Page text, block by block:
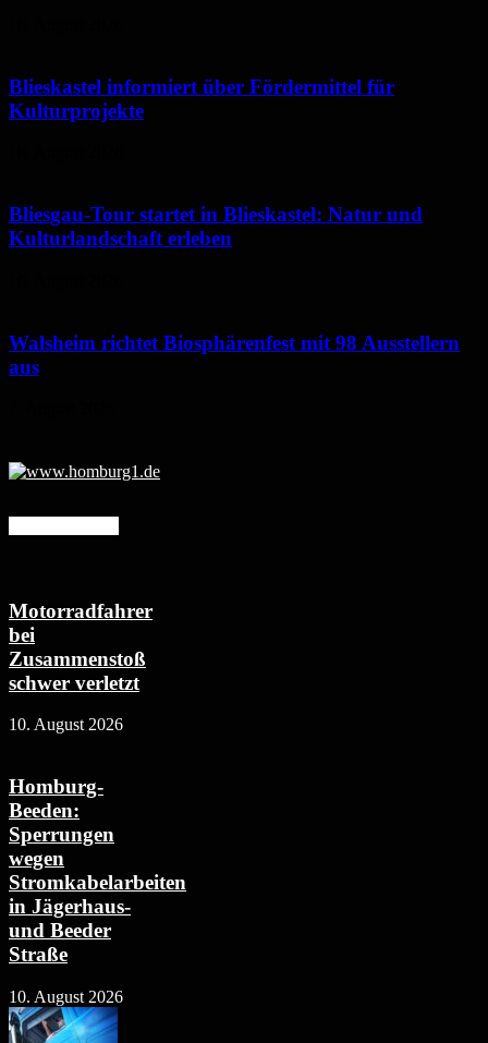
Blieskastel informiert über Fördermittel für
Kulturprojekte
Bliesgau-Tour startet in Blieskastel: Natur und
Kulturlandschaft erleben
Walsheim richtet Biosphärenfest mit 98 Ausstellern
aus
Motorradfahrer
bei
Zusammenstoß
schwer verletzt
10. August 2026
Homburg-
Beeden:
Sperrungen
wegen
Stromkabelarbeiten
in Jägerhaus-
und Beeder
Straße
10. August 2026